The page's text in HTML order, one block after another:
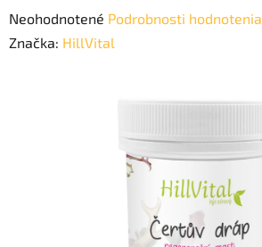
Priemerné
hodnotenie
Neohodnotené Podrobnosti hodnotenia
Značka: HillVital